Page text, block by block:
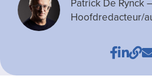
Patrick De Rynck–
Hoofdredacteur/